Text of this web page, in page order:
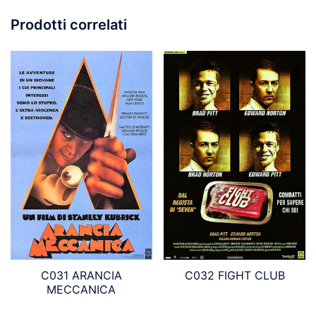
Prodotti correlati
C031 ARANCIA
MECCANICA
C032 FIGHT CLUB